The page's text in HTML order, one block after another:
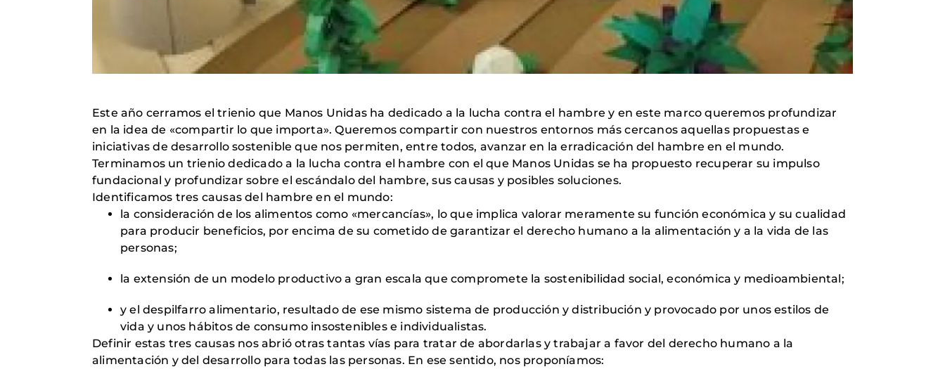
Este año cerramos el trienio que Manos Unidas ha dedicado a la lucha contra el hambre y en este marco queremos profundizar
en la idea de «compartir lo que importa». Queremos compartir con nuestros entornos más cercanos aquellas propuestas e
iniciativas de desarrollo sostenible que nos permiten, entre todos, avanzar en la erradicación del hambre en el mundo.
Terminamos un trienio dedicado a la lucha contra el hambre con el que Manos Unidas se ha propuesto recuperar su impulso
fundacional y profundizar sobre el escándalo del hambre, sus causas y posibles soluciones.
Identificamos tres causas del hambre en el mundo:
la consideración de los alimentos como «mercancías», lo que implica valorar meramente su función económica y su cualidad
para producir beneficios, por encima de su cometido de garantizar el derecho humano a la alimentación y a la vida de las
personas;
la extensión de un modelo productivo a gran escala que compromete la sostenibilidad social, económica y medioambiental;
y el despilfarro alimentario, resultado de ese mismo sistema de producción y distribución y provocado por unos estilos de
vida y unos hábitos de consumo insostenibles e individualistas.
Definir estas tres causas nos abrió otras tantas vías para tratar de abordarlas y trabajar a favor del derecho humano a la
alimentación y del desarrollo para todas las personas. En ese sentido, nos proponíamos: